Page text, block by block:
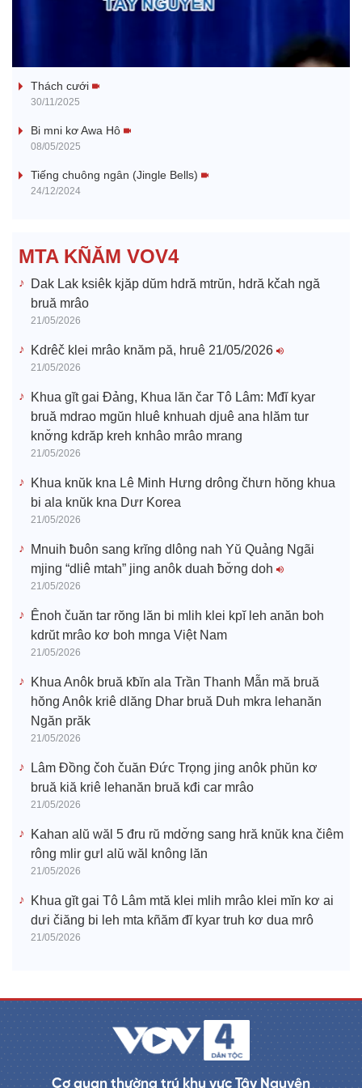
a
i
o
Thách cưới
30/11/2025
Bi mni kơ Awa Hô
08/05/2025
Tiếng chuông ngân (Jingle Bells)
24/12/2024
MTA KÑĂM VOV4
Dak Lak ksiêk kjăp dŭm hdră mtrŭn, hdră kčah ngă
bruă mrâo
21/05/2026
Kdrêč klei mrâo knăm pă, hruê 21/05/2026
21/05/2026
Khua gĭt gai Đảng, Khua lăn čar Tô Lâm: Mđĭ kyar
bruă mdrao mgŭn hluê knhuah djuê ana hlăm tur
knơ̆ng kdrăp kreh knhâo mrâo mrang
21/05/2026
Khua knŭk kna Lê Minh Hưng drông čhưn hŏng khua
bi ala knŭk kna Dưr Korea
21/05/2026
Mnuih ƀuôn sang krĭng dlông nah Yŭ Quảng Ngãi
mjing “dliê mtah” jing anôk duah ƀơ̆ng doh
21/05/2026
Ênoh čuăn tar rŏng lăn bi mlih klei kpĭ leh anăn boh
kdrŭt mrâo kơ boh mnga Việt Nam
21/05/2026
Khua Anôk bruă kƀĭn ala Trần Thanh Mẫn mă bruă
hŏng Anôk kriê dlăng Dhar bruă Duh mkra lehanăn
Ngăn prăk
21/05/2026
Lâm Đồng čoh čuăn Đức Trọng jing anôk phŭn kơ
bruă kiă kriê lehanăn bruă kđi car mrâo
21/05/2026
Kahan alŭ wăl 5 đru rŭ mdơ̆ng sang hră knŭk kna čiêm
rông mlir gưl alŭ wăl knông lăn
21/05/2026
Khua gĭt gai Tô Lâm mtă klei mlih mrâo klei mĭn kơ ai
dưi čiăng bi leh mta kñăm đĭ kyar truh kơ dua mrô
21/05/2026
Cơ quan thường trú khu vực Tây Nguyên